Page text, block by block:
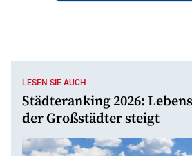
LESEN SIE AUCH
Städteranking 2026:
der Großstädter steigt